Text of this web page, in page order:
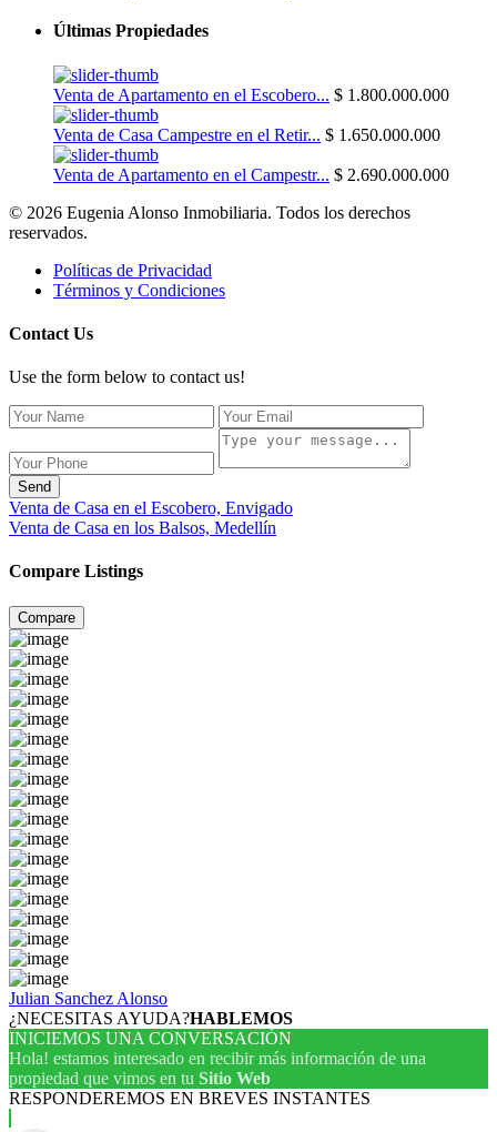
Últimas Propiedades
Venta de Apartamento en el Escobero... $ 1.800.000.000
Venta de Casa Campestre en el Retir... $ 1.650.000.000
Venta de Apartamento en el Campestr... $ 2.690.000.000
© 2026 Eugenia Alonso Inmobiliaria. Todos los derechos
reservados.
Políticas de Privacidad
Términos y Condiciones
Contact Us
Use the form below to contact us!
Send
Venta de Casa en el Escobero, Envigado
Venta de Casa en los Balsos, Medellín
Compare Listings
Compare
Julian Sanchez Alonso
¿NECESITAS AYUDA?HABLEMOS
INICIEMOS UNA CONVERSACIÓN
Hola! estamos interesado en recibir más información de una
propiedad que vimos en tu Sitio Web
RESPONDEREMOS EN BREVES INSTANTES